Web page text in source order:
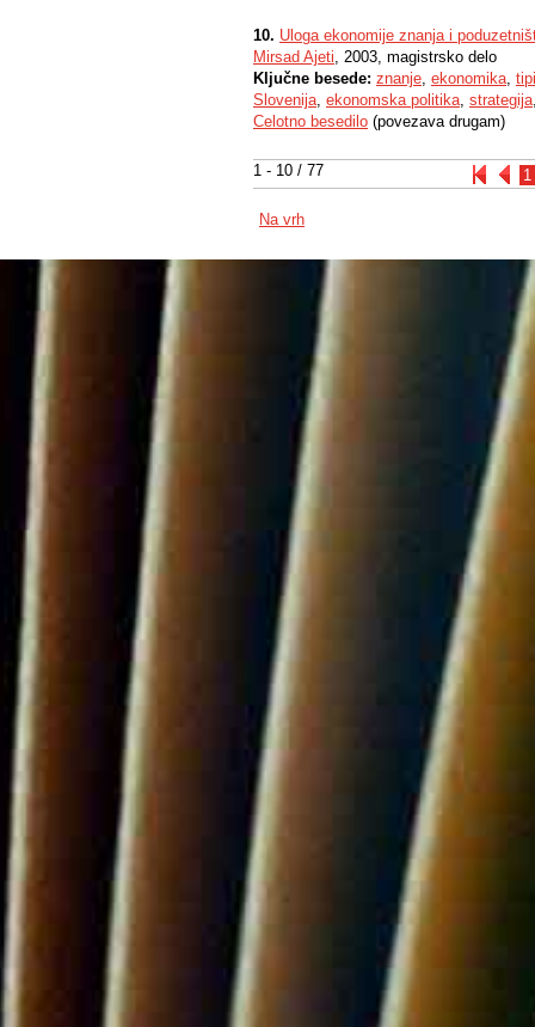
1 - 10 / 77 1
10. Uloga ekonomije znanja i
Mirsad Ajeti, 2003, magistrsko delo
Ključne besede: znanje, ekonomika, tipi
Slovenija, ekonomska politika, strategija
Celotno besedilo (povezava drugam)
Na vrh